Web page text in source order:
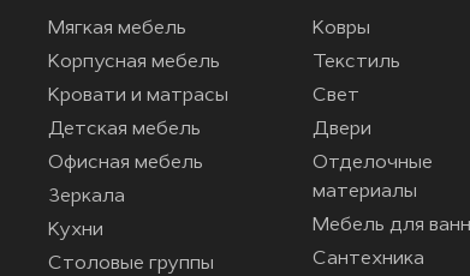
Мягкая мебель
Корпусная мебель
Кровати и матрасы
Детская мебель
Офисная мебель
Зеркала
Кухни
Столовые группы
Ковры
Текстиль
Свет
Двери
Отделочные
материалы
Мебель для
Сантехника